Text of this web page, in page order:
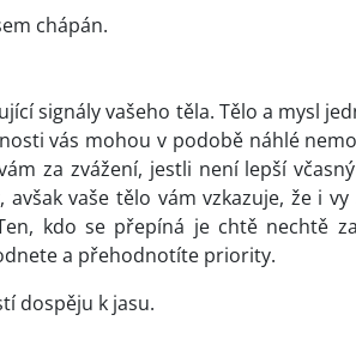
chápán.
signály vašeho těla. Tělo a mysl
vás mohou v podobě náhlé
za zvážení, jestli není lepší
vaše tělo vám vzkazuje, že i
kdo se přepíná je chtě nechtě
a přehodnotíte priority.
dospěju k jasu.